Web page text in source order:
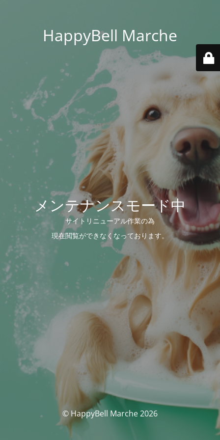
HappyBell Marche
メンテナンスモード中
サイトリニューアル作業の為
現在閲覧ができなくなっております。
© HappyBell Marche 2026